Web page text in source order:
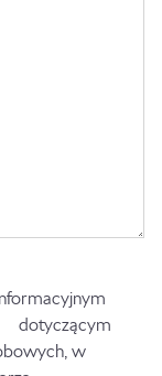
dotyczącym
w